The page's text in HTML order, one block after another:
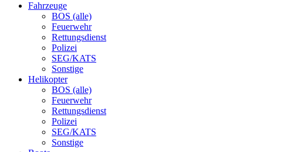
Fahrzeuge
BOS (alle)
Feuerwehr
Rettungsdienst
Polizei
SEG/KATS
Sonstige
Helikopter
BOS (alle)
Feuerwehr
Rettungsdienst
Polizei
SEG/KATS
Sonstige